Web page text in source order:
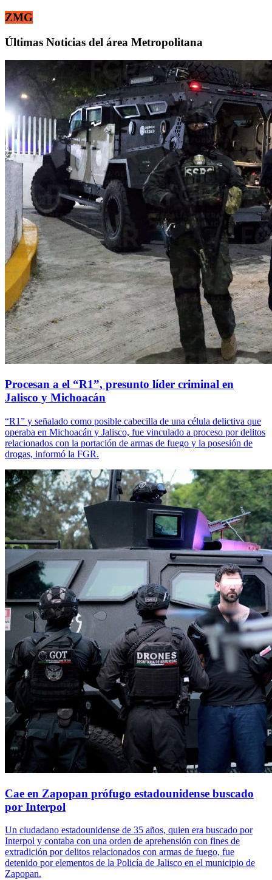
ZMG
Últimas Noticias del área Metropolitana
Procesan a el “R1”, presunto líder criminal en
Jalisco y Michoacán
“R1” y señalado como posible cabecilla de una célula delictiva que
operaba en Michoacán y Jalisco, fue vinculado a proceso por delitos
relacionados con la portación de armas de fuego y la posesión de
drogas, informó la FGR.
Cae en Zapopan prófugo estadounidense buscado
por Interpol
Un ciudadano estadounidense de 35 años, quien era buscado por
Interpol y contaba con una orden de aprehensión con fines de
extradición por delitos relacionados con armas de fuego, fue
detenido por elementos de la Policía de Jalisco en el municipio de
Zapopan.